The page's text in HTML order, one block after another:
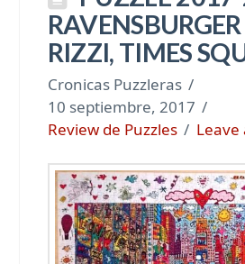
RIZZI, TIMES
Cronicas Puzzleras
10 septiembre, 2017
Review de Puzzles